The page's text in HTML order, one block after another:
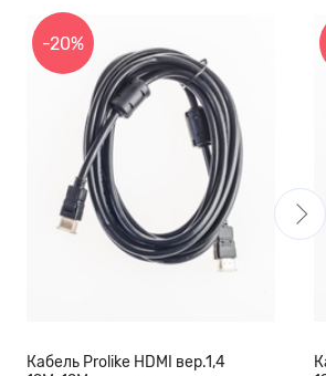
-20%
Кабель Prolike HDMI вер.1,4